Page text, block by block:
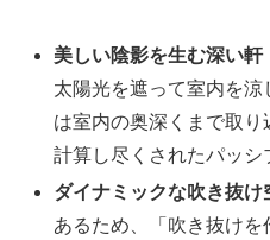
美しい陰影を生む深い軒
太陽光を遮って室内を
は室内の奥深くまで取り
計算し尽くされたパッシ
ダイナミックな吹き抜け
あるため、「吹き抜け